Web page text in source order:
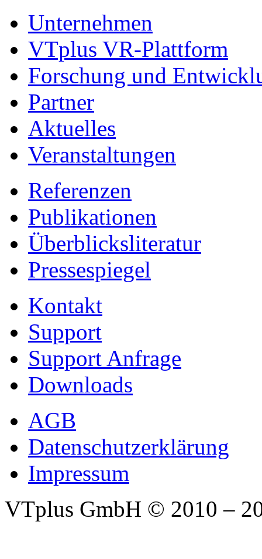
Unternehmen
VTplus VR-Plattform
Forschung und
Partner
Aktuelles
Veranstaltungen
Referenzen
Publikationen
Überblicksliteratur
Pressespiegel
Kontakt
Support
Support Anfrage
Downloads
AGB
Datenschutzerklärung
Impressum
VTplus GmbH © 2010 –